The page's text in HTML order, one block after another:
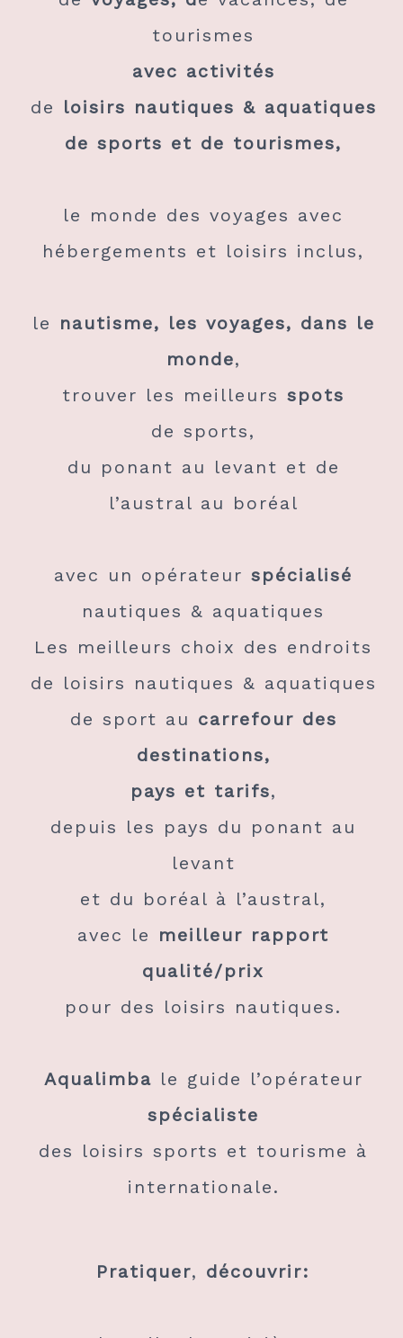
tourismes
avec activités
de loisirs nautiques & aquatiques
de sports et de tourismes,
le monde des voyages avec
hébergements et loisirs inclus,
le nautisme, les voyages, dans le
monde,
trouver les meilleurs spots
de sports,
du ponant au levant et de
l’austral au boréal
avec un opérateur spécialisé
nautiques & aquatiques
Les meilleurs choix des endroits
de loisirs nautiques & aquatiques
de sport au carrefour des
destinations,
pays et tarifs,
depuis les pays du ponant au
levant
et du boréal à l’austral,
avec le meilleur rapport
qualité/prix
pour des loisirs nautiques.
Aqualimba le guide l’opérateur
spécialiste
des loisirs sports et tourisme à
internationale.
Pratiquer, découvrir: